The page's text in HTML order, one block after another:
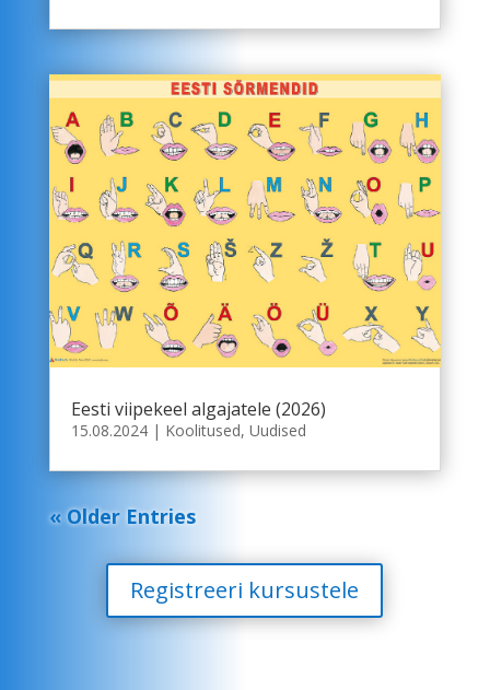
Eesti viipekeel algajatele (2026)
15.08.2024| Koolitused, Uudised
« Older Entries
Registreeri kursustele